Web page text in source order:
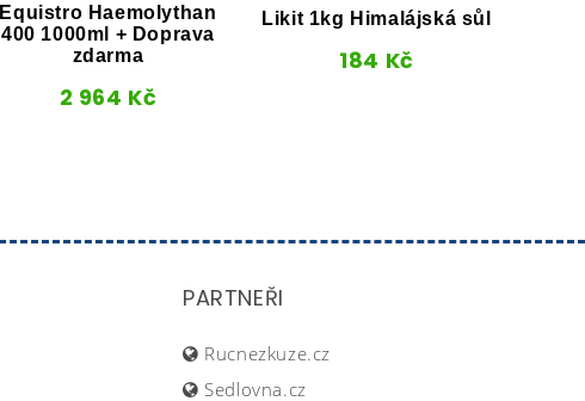
Equistro Haemolythan
400 1000ml + Doprava
zdarma
2 964 Kč
Likit 1kg Himalájská sůl
184 Kč
PARTNEŘI
Rucnezkuze.cz
Sedlovna.cz